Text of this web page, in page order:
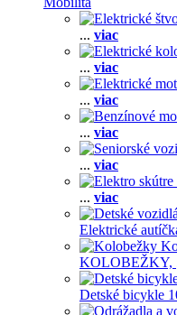
... viac
... viac
... viac
... viac
... viac
... viac
Elektrické
KOLOBEŽKY,
Detské bicykle